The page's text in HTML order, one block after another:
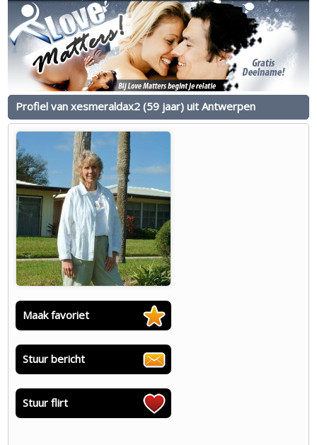
Profiel van xesmeraldax2 (59 jaar) uit Antwerpen
Maak favoriet
Stuur bericht
Stuur flirt